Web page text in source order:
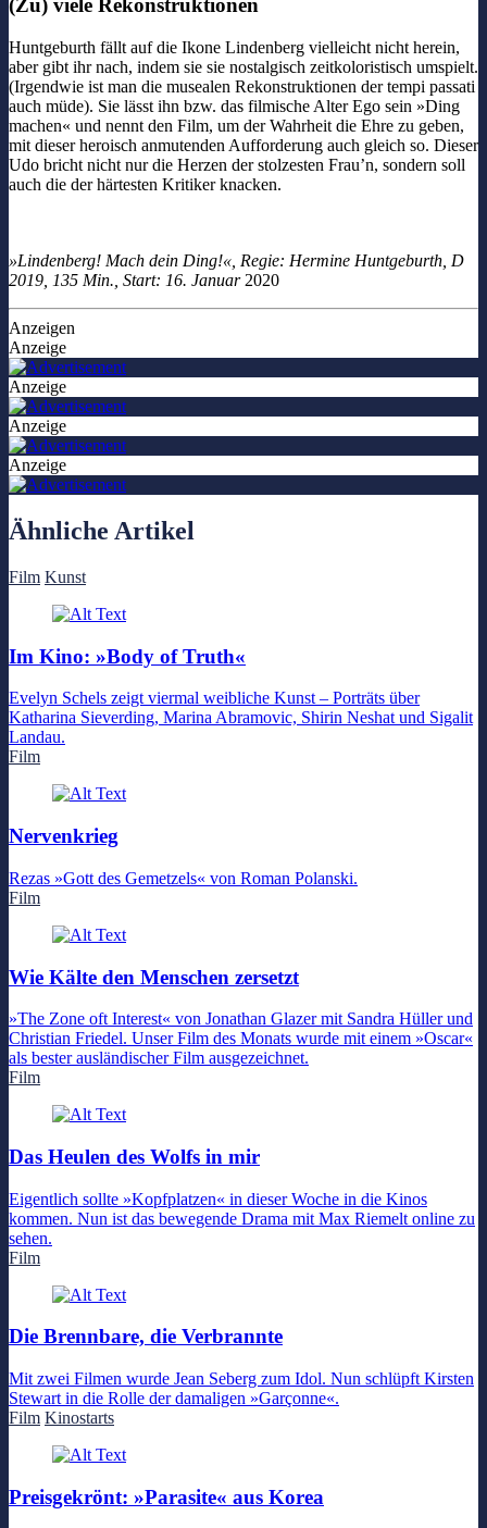
(Zu) viele Rekonstruktionen
Huntgeburth fällt auf die Ikone Lindenberg vielleicht nicht herein,
aber gibt ihr nach, indem sie sie nostalgisch zeitkoloristisch umspielt.
(Irgendwie ist man die musealen Rekonstruktionen der tempi passati
auch müde). Sie lässt ihn bzw. das filmische Alter Ego sein »Ding
machen« und nennt den Film, um der Wahrheit die Ehre zu geben,
mit dieser heroisch anmutenden Aufforderung auch gleich so. Dieser
Udo bricht nicht nur die Herzen der stolzesten Frau’n, sondern soll
auch die der härtesten Kritiker knacken.
»Lindenberg! Mach dein Ding!«, Regie: Hermine Huntgeburth, D
2019, 135 Min., Start: 16. Januar2020
Anzeigen
Anzeige
Anzeige
Anzeige
Anzeige
Ähnliche Artikel
Film Kunst
Im Kino: »Body of Truth«
Evelyn Schels zeigt viermal weibliche Kunst – Porträts über
Katharina Sieverding, Marina Abramovic, Shirin Neshat und Sigalit
Landau.
Film
Nervenkrieg
Rezas »Gott des Gemetzels« von Roman Polanski.
Film
Wie Kälte den Menschen zersetzt
»The Zone oft Interest« von Jonathan Glazer mit Sandra Hüller und
Christian Friedel. Unser Film des Monats wurde mit einem »Oscar«
als bester ausländischer Film ausgezeichnet.
Film
Das Heulen des Wolfs in mir
Eigentlich sollte »Kopfplatzen« in dieser Woche in die Kinos
kommen. Nun ist das bewegende Drama mit Max Riemelt online zu
sehen.
Film
Die Brennbare, die Verbrannte
Mit zwei Filmen wurde Jean Seberg zum Idol. Nun schlüpft Kirsten
Stewart in die Rolle der damaligen »Garçonne«.
Film Kinostarts
Preisgekrönt: »Parasite« aus Korea